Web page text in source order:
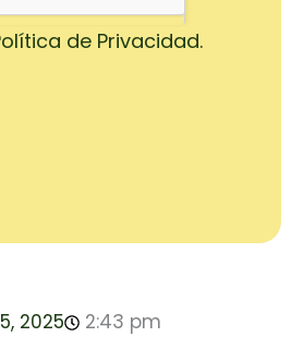
de Privacidad.
2025 2:43 pm